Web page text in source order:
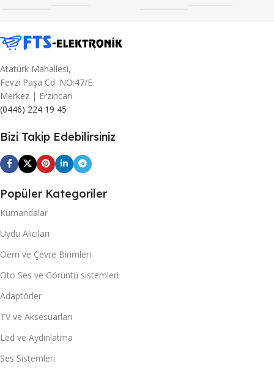
Atatürk Mahallesi,
Fevzi Paşa Cd. NO:47/E
Merkez | Erzincan
(0446) 224 19 45
Bizi Takip Edebilirsiniz
Popüler Kategoriler
Kumandalar
Uydu Alıcıları
Oem ve Çevre Birimleri
Oto Ses ve Görüntü sistemleri
Adaptörler
TV ve Aksesuarları
Led ve Aydınlatma
Ses Sistemleri